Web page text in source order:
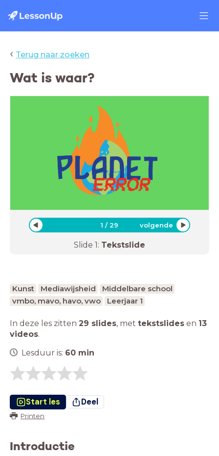
‹ Terug naar zoeken
Wat is waar?
1 /29 volgende
Slide 1: Tekstslide
Kunst Mediawijsheid
Middelbare school
vmbo, mavo, havo, vwo
Leerjaar 1
In deze les zitten 29 slides, met tekstslides en 13
videos.
Lesduur is: 60 min
Start les Deel
Printen
Introductie